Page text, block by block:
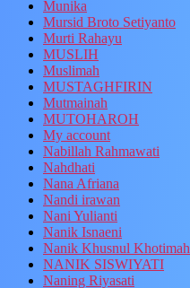
Munika
Mursid Broto Setiyanto
Murti Rahayu
MUSLIH
Muslimah
MUSTAGHFIRIN
Mutmainah
MUTOHAROH
My account
Nabillah Rahmawati
Nahdhati
Nana Afriana
Nandi irawan
Nani Yulianti
Nanik Isnaeni
Nanik Khusnul Khotimah
NANIK SISWIYATI
Naning Riyasati